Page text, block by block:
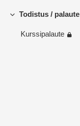
Tiivistä
Todistus / palaute
Kurssipalaute